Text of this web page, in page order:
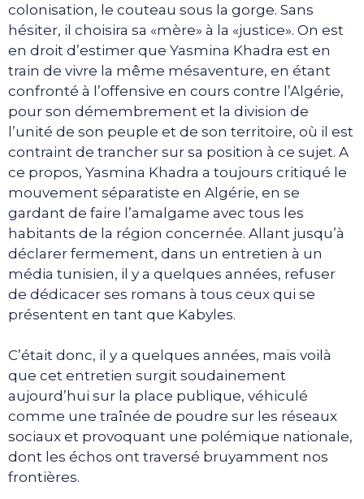
colonisation, le couteau sous la gorge. Sans
hésiter, il choisira sa «mère» à la «justice». On est
en droit d’estimer que Yasmina Khadra est en
train de vivre la même mésaventure, en étant
confronté à l’offensive en cours contre l’Algérie,
pour son démembrement et la division de
l’unité de son peuple et de son territoire, où il est
contraint de trancher sur sa position à ce sujet. A
ce propos, Yasmina Khadra a toujours critiqué le
mouvement séparatiste en Algérie, en se
gardant de faire l’amalgame avec tous les
habitants de la région concernée. Allant jusqu’à
déclarer fermement, dans un entretien à un
média tunisien, il y a quelques années, refuser
de dédicacer ses romans à tous ceux qui se
présentent en tant que Kabyles.
C’était donc, il y a quelques années, mais voilà
que cet entretien surgit soudainement
aujourd’hui sur la place publique, véhiculé
comme une traînée de poudre sur les réseaux
sociaux et provoquant une polémique nationale,
dont les échos ont traversé bruyamment nos
frontières.